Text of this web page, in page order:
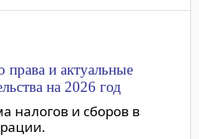
права и актуальные
на 2026 год
налогов и сборов в